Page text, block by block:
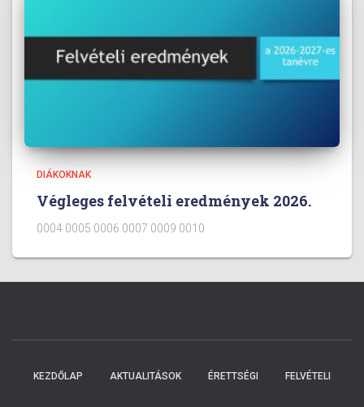
DIÁKOKNAK
Végleges felvételi eredmények 2026.
0004 0005 0006 0007 0009 0010
KEZDŐLAP AKTUALITÁSOK ÉRETTSÉGI FELVÉTELI